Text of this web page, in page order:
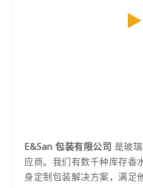
E&San 包装有限公司 是玻
应商。我们有数千种库存香
身定制包装解决方案，满足